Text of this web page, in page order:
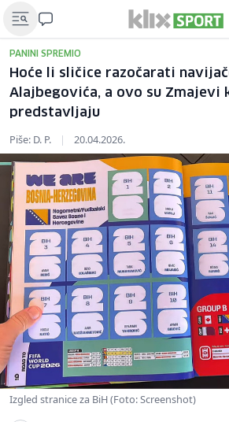
PANINI SPREMIO
Hoće li sličice razočarati
Alajbegovića, a ovo su Zmajevi
predstavljaju
Piše: D. P. | 20.04.2026.
Izgled stranice za BiH (Foto: Screenshot)